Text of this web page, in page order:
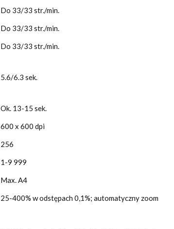
Do 33/33 str./min.
Do 33/33 str./min.
Do 33/33 str./min.
5.6/6.3 sek.
Ok. 13-15 sek.
600 x 600 dpi
256
1-9 999
Max. A4
25­-400% w odstępach 0,1%; automatyczny zoom